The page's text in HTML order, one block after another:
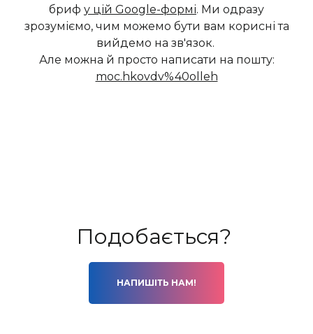
бриф у цій Google-формі. Ми одразу
зрозуміємо, чим можемо бути вам корисні та
вийдемо на зв'язок.
Але можна й просто написати на пошту:
moc.hkovdv%40olleh
Подобається?
НАПИШІТЬ НАМ!